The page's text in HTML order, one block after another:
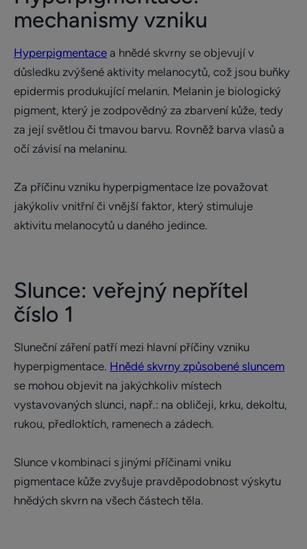
mechanismy vzniku
Hyperpigmentace a hnědé skvrny se objevují v
důsledku zvýšené aktivity melanocytů, což jsou buňky
epidermis produkující melanin. Melanin je biologický
pigment, který je zodpovědný za zbarvení kůže, tedy
za její světlou či tmavou barvu. Rovněž barva vlasů a
očí závisí na melaninu.
Za příčinu vzniku hyperpigmentace lze považovat
jakýkoliv vnitřní či vnější faktor, který stimuluje
aktivitu melanocytů u daného jedince.
Slunce: veřejný nepřítel
číslo 1
Sluneční záření patří mezi hlavní příčiny vzniku
hyperpigmentace. Hnědé skvrny způsobené sluncem
se mohou objevit na jakýchkoliv místech
vystavovaných slunci, např.: na obličeji, krku, dekoltu,
rukou, předloktích, ramenech a zádech.
Slunce v kombinaci s jinými příčinami vniku
pigmentace kůže zvyšuje pravděpodobnost výskytu
hnědých skvrn na všech částech těla.